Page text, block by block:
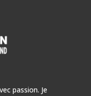
passion. Je